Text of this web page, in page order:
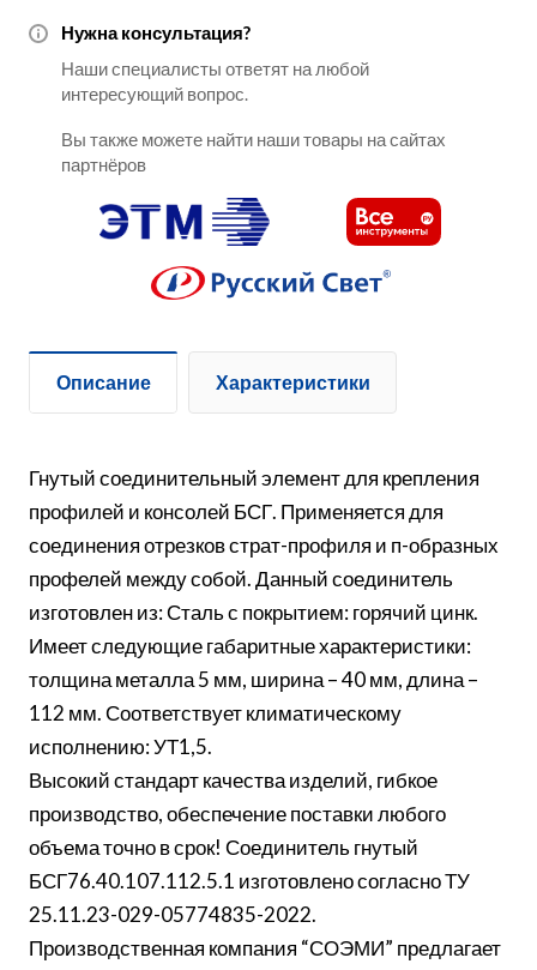
Нужна консультация?
Наши специалисты ответят на любой
интересующий вопрос.
Вы также можете найти наши товары на сайтах
партнёров
Описание Характеристики
Гнутый соединительный элемент для крепления
профилей и консолей БСГ. Применяется для
соединения отрезков страт-профиля и п-образных
профелей между собой. Данный соединитель
изготовлен из: Сталь с покрытием: горячий цинк.
Имеет следующие габаритные характеристики:
толщина металла 5 мм, ширина – 40 мм, длина –
112 мм. Соответствует климатическому
исполнению: УТ1,5.
Высокий стандарт качества изделий, гибкое
производство, обеспечение поставки любого
объема точно в срок! Соединитель гнутый
БСГ76.40.107.112.5.1 изготовлено согласно ТУ
25.11.23-029-05774835-2022.
Производственная компания “СОЭМИ” предлагает